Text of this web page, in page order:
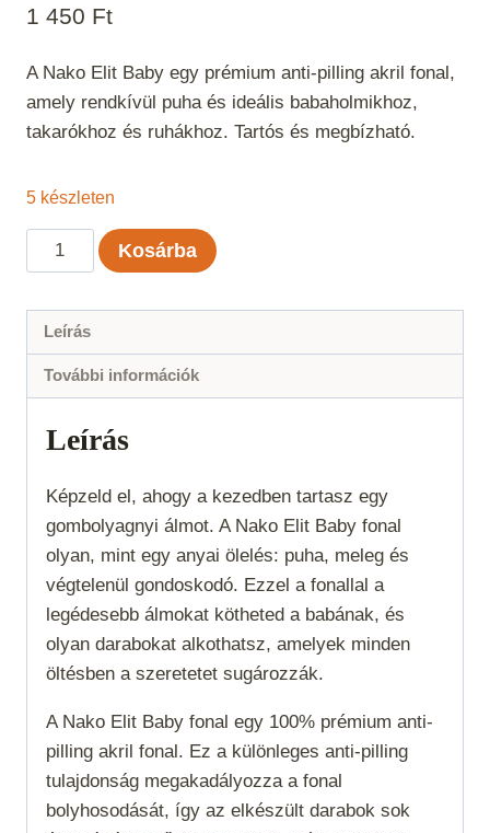
1 450 Ft
A Nako Elit Baby egy prémium anti-pilling akril fonal,
amely rendkívül puha és ideális babaholmikhoz,
takarókhoz és ruhákhoz. Tartós és megbízható.
5 készleten
Nako
Elit
Tengerkék
Kosárba
Leírás
További információk
Leírás
Képzeld el, ahogy a kezedben tartasz egy
gombolyagnyi álmot. A Nako Elit Baby fonal
olyan, mint egy anyai ölelés: puha, meleg és
végtelenül gondoskodó. Ezzel a fonallal a
legédesebb álmokat kötheted a babának, és
olyan darabokat alkothatsz, amelyek minden
öltésben a szeretetet sugározzák.
A Nako Elit Baby fonal egy 100% prémium anti-
pilling akril fonal. Ez a különleges anti-pilling
tulajdonság megakadályozza a fonal
bolyhosodását, így az elkészült darabok sok